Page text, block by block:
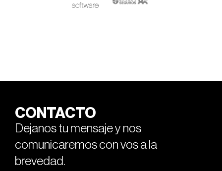
CONTACTO
Dejanos tu mensaje y nos
comunicaremos con vos a la
brevedad.